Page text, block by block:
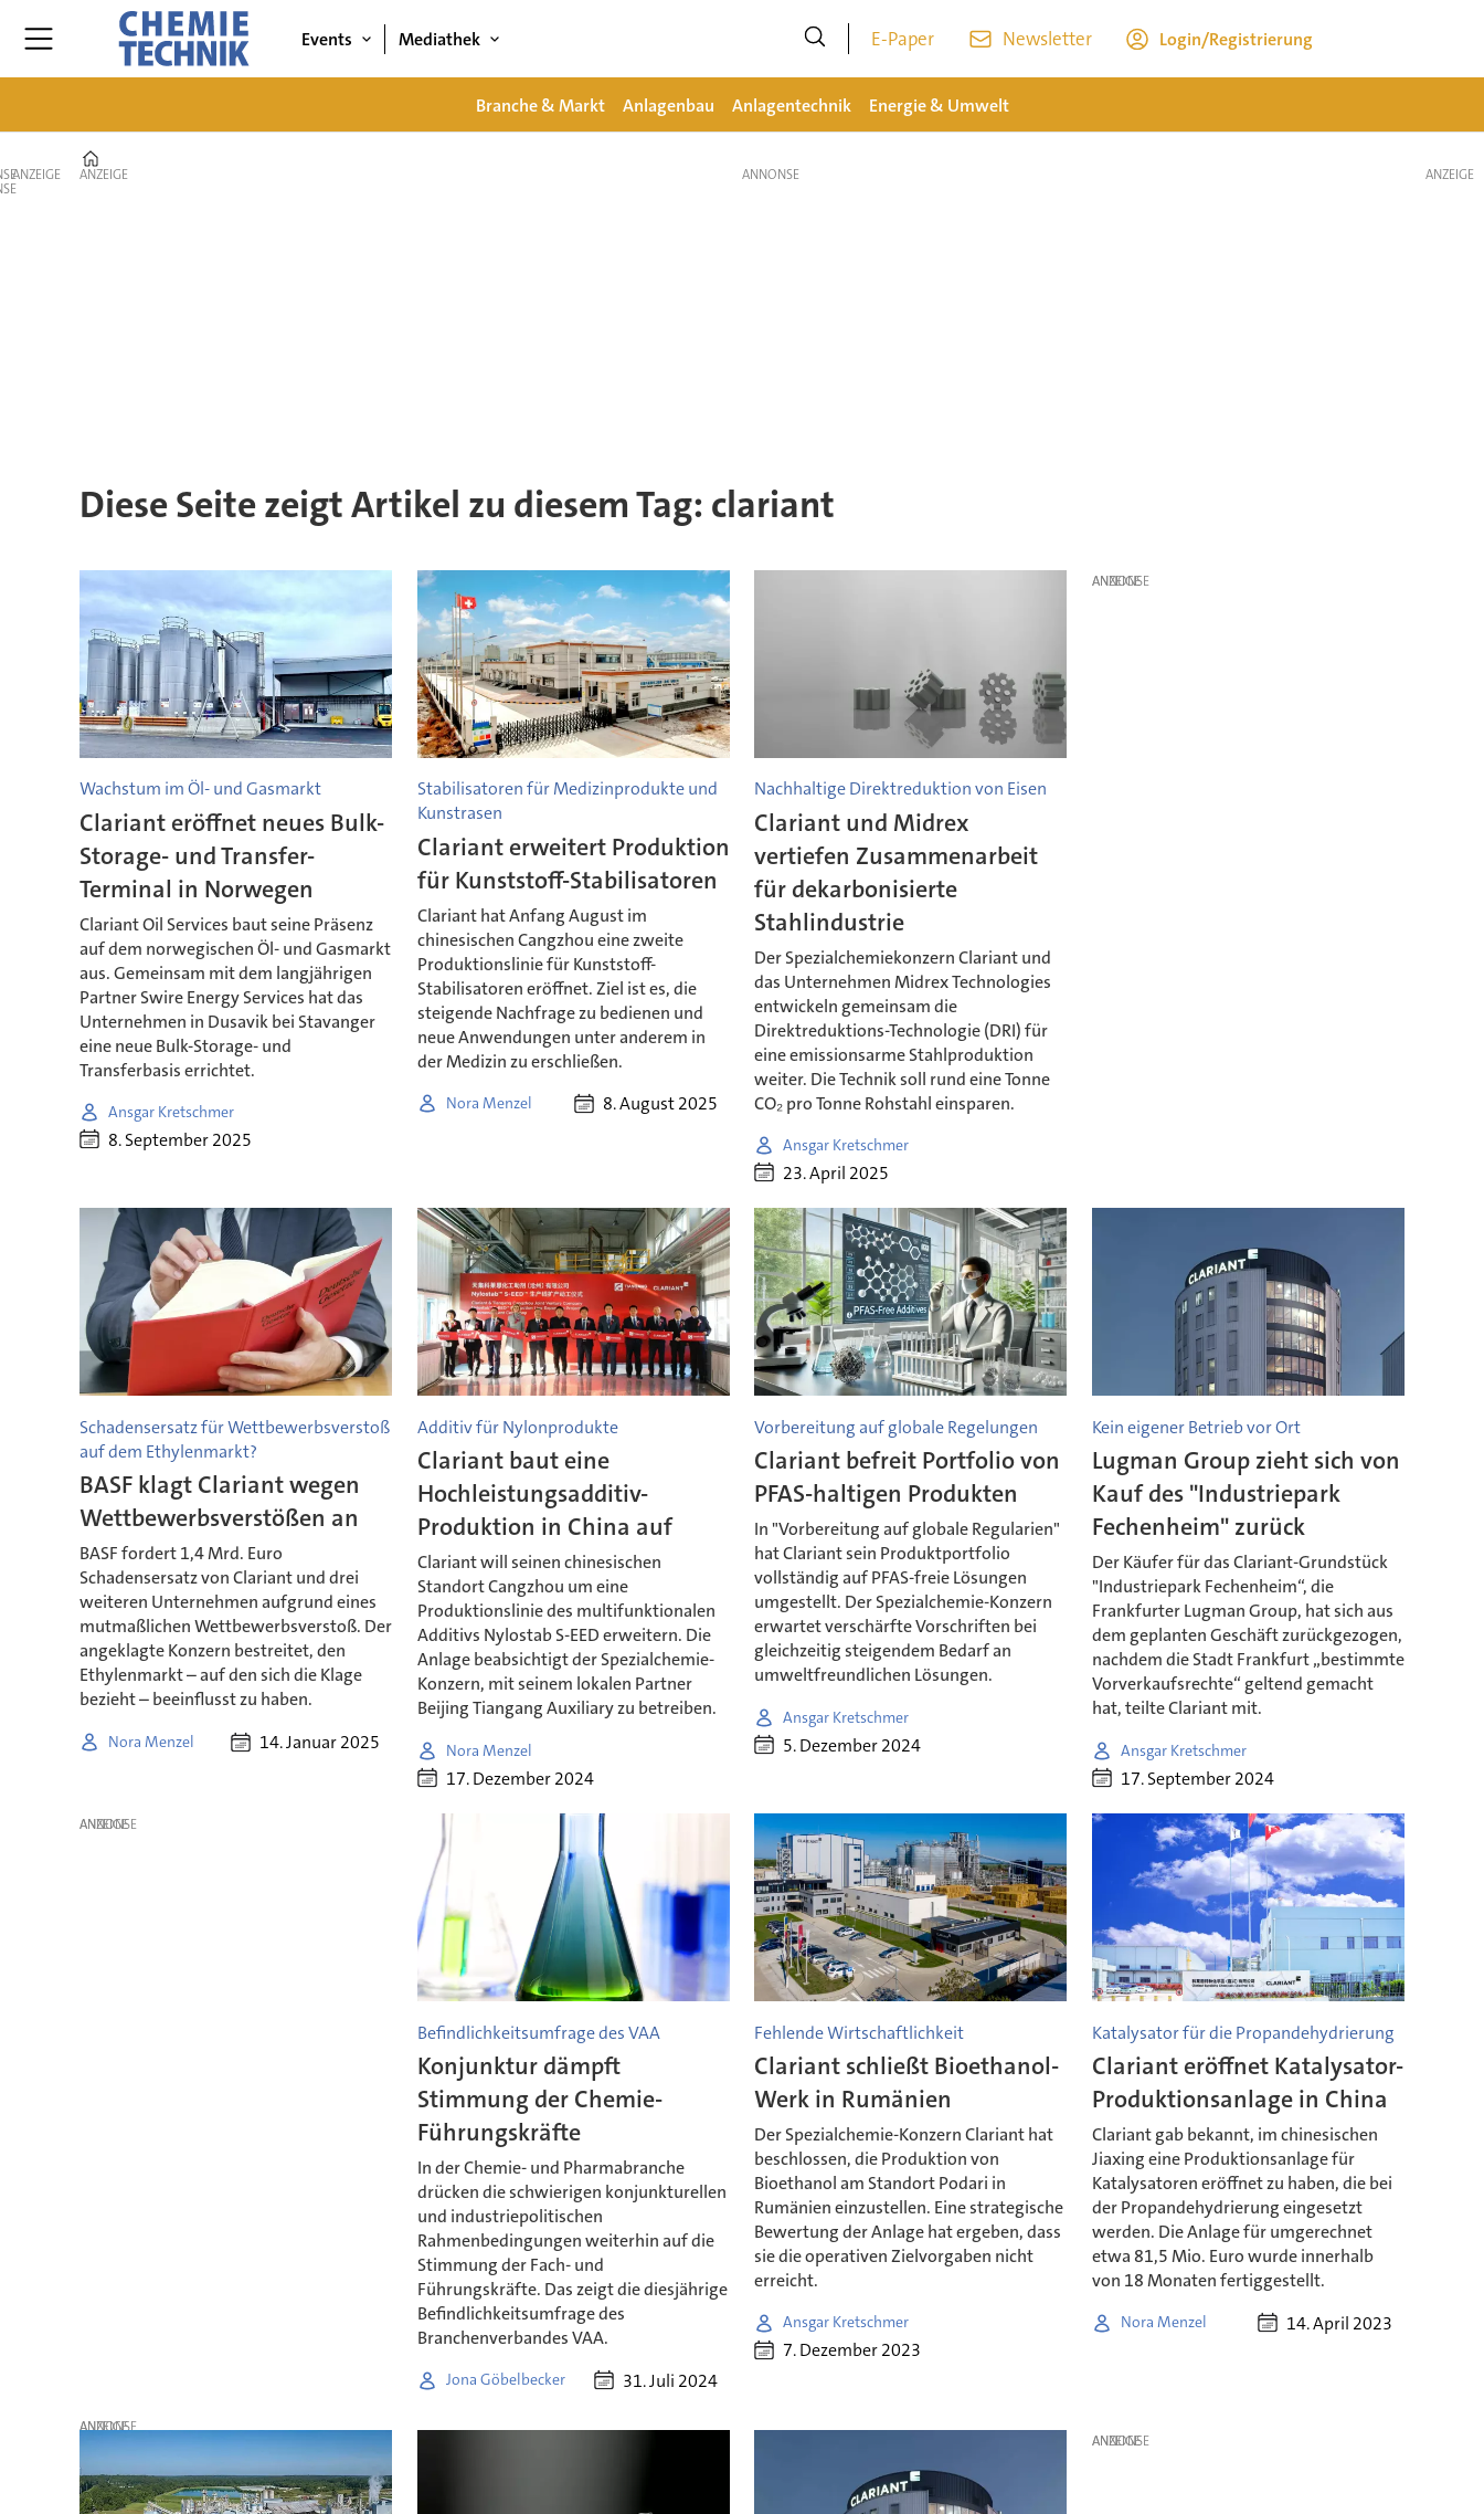
Events Mediathek E-Paper Newsletter Login/Registrierung
Branche & Markt Anlagenbau Anlagentechnik Energie & Umwelt
ANZEIGE ANZEIGE
Diese Seite zeigt Artikel zu diesem Tag: clariant
Wachstum im Öl- und Gasmarkt
Clariant eröffnet neues Bulk-
Storage- und Transfer-
Terminal in Norwegen
Clariant Oil Services baut seine Präsenz
auf dem norwegischen Öl- und Gasmarkt
aus. Gemeinsam mit dem langjährigen
Partner Swire Energy Services hat das
Unternehmen in Dusavik bei Stavanger
eine neue Bulk-Storage- und
Transferbasis errichtet.
Ansgar Kretschmer
8. September 2025
Stabilisatoren für Medizinprodukte und
Kunstrasen
Clariant erweitert Produktion
für Kunststoff-Stabilisatoren
Clariant hat Anfang August im
chinesischen Cangzhou eine zweite
Produktionslinie für Kunststoff-
Stabilisatoren eröffnet. Ziel ist es, die
steigende Nachfrage zu bedienen und
neue Anwendungen unter anderem in
der Medizin zu erschließen.
Nora Menzel 8. August 2025
Nachhaltige Direktreduktion von Eisen
Clariant und Midrex
vertiefen Zusammenarbeit
für dekarbonisierte
Stahlindustrie
Der Spezialchemiekonzern Clariant und
das Unternehmen Midrex Technologies
entwickeln gemeinsam die
Direktreduktions-Technologie (DRI) für
eine emissionsarme Stahlproduktion
weiter. Die Technik soll rund eine Tonne
CO₂ pro Tonne Rohstahl einsparen.
Ansgar Kretschmer
23. April 2025
ANZEIGE
Schadensersatz für Wettbewerbsverstoß
auf dem Ethylenmarkt?
BASF klagt Clariant wegen
Wettbewerbsverstößen an
BASF fordert 1,4 Mrd. Euro
Schadensersatz von Clariant und drei
weiteren Unternehmen aufgrund eines
mutmaßlichen Wettbewerbsverstoß. Der
angeklagte Konzern bestreitet, den
Ethylenmarkt – auf den sich die Klage
bezieht – beeinflusst zu haben.
Nora Menzel 14. Januar 2025
Additiv für Nylonprodukte
Clariant baut eine
Hochleistungsadditiv-
Produktion in China auf
Clariant will seinen chinesischen
Standort Cangzhou um eine
Produktionslinie des multifunktionalen
Additivs Nylostab S-EED erweitern. Die
Anlage beabsichtigt der Spezialchemie-
Konzern, mit seinem lokalen Partner
Beijing Tiangang Auxiliary zu betreiben.
Nora Menzel
17. Dezember 2024
Vorbereitung auf globale Regelungen
Clariant befreit Portfolio von
PFAS-haltigen Produkten
In "Vorbereitung auf globale Regularien"
hat Clariant sein Produktportfolio
vollständig auf PFAS-freie Lösungen
umgestellt. Der Spezialchemie-Konzern
erwartet verschärfte Vorschriften bei
gleichzeitig steigendem Bedarf an
umweltfreundlichen Lösungen.
Ansgar Kretschmer
5. Dezember 2024
Kein eigener Betrieb vor Ort
Lugman Group zieht sich von
Kauf des "Industriepark
Fechenheim" zurück
Der Käufer für das Clariant-Grundstück
"Industriepark Fechenheim“, die
Frankfurter Lugman Group, hat sich aus
dem geplanten Geschäft zurückgezogen,
nachdem die Stadt Frankfurt „bestimmte
Vorverkaufsrechte“ geltend gemacht
hat, teilte Clariant mit.
Ansgar Kretschmer
17. September 2024
ANZEIGE
Befindlichkeitsumfrage des VAA
Konjunktur dämpft
Stimmung der Chemie-
Führungskräfte
In der Chemie- und Pharmabranche
drücken die schwierigen konjunkturellen
und industriepolitischen
Rahmenbedingungen weiterhin auf die
Stimmung der Fach- und
Führungskräfte. Das zeigt die diesjährige
Befindlichkeitsumfrage des
Branchenverbandes VAA.
Jona Göbelbecker 31. Juli 2024
Fehlende Wirtschaftlichkeit
Clariant schließt Bioethanol-
Werk in Rumänien
Der Spezialchemie-Konzern Clariant hat
beschlossen, die Produktion von
Bioethanol am Standort Podari in
Rumänien einzustellen. Eine strategische
Bewertung der Anlage hat ergeben, dass
sie die operativen Zielvorgaben nicht
erreicht.
Ansgar Kretschmer
7. Dezember 2023
Katalysator für die Propandehydrierung
Clariant eröffnet Katalysator-
Produktionsanlage in China
Clariant gab bekannt, im chinesischen
Jiaxing eine Produktionsanlage für
Katalysatoren eröffnet zu haben, die bei
der Propandehydrierung eingesetzt
werden. Die Anlage für umgerechnet
etwa 81,5 Mio. Euro wurde innerhalb
von 18 Monaten fertiggestellt.
Nora Menzel 14. April 2023
ANZEIGE
ANZEIGE
ANZEIGE